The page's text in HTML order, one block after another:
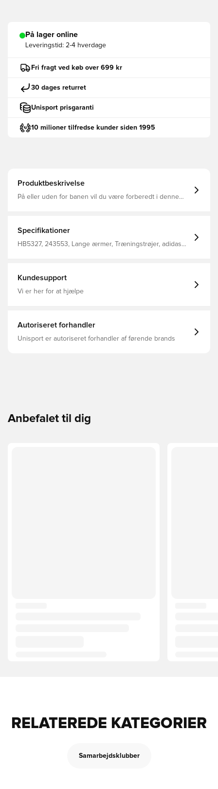
På lager online
Leveringstid: 2-4 hverdage
Fri fragt ved køb over 699 kr
30 dages returret
Unisport prisgaranti
10 milioner tilfredse kunder siden 1995
Produktbeskrivelse
På eller uden for banen vil du være forberedt i denne
fugt væk fra din hud, så du forbliver tør og komfortabel.
Fremstillet af 100 % genbrugsmaterialer repræsenterer
dette produkt blot en af vores løsninger til at hjælpe med
Specifikationer
HB5327, 243553, Lange ærmer, Træningstrøjer, adidas
Kundesupport
Vi er her for at hjælpe
Autoriseret forhandler
Unisport er autoriseret forhandler af førende brands
Anbefalet til dig
RELATEREDE KATEGORIER
Samarbejdsklubber